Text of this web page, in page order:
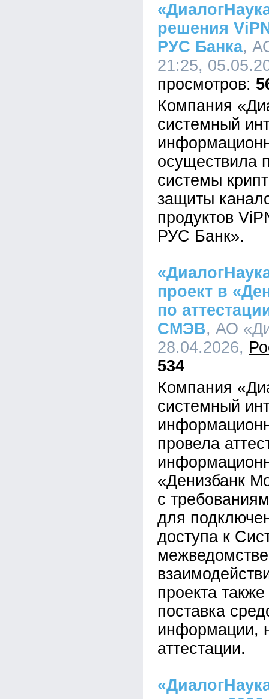
решения
РУС Банка,
21:25,
Компания
системный
осуществила
системы
защиты
продуктов
РУС Банк».
проект в
по
СМЭВ, АО
28.04.2026,
534
Компания
системный
провела
«Денизбанк
с
для
доступа к
проекта
поставка
информации,
аттестации.